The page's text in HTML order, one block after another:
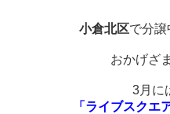
小倉北区で分譲
おかげざ
3月に
「ライブスクエ